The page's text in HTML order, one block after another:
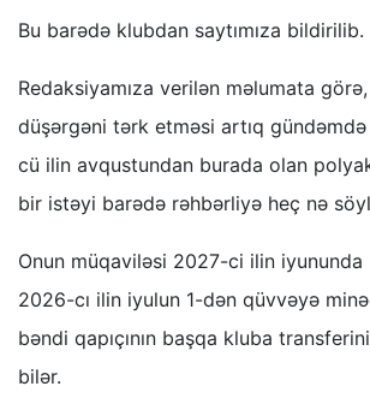
Bu barədə klubdan saytımıza bildirilib.
Redaksiyamıza verilən məlumata görə,
düşərgəni tərk etməsi artıq
cü ilin avqustundan burada olan
bir istəyi barədə rəhbərliyə heç nə
Onun müqaviləsi 2027-ci ilin iyununda
2026-cı ilin iyulun 1-dən qüvvəyə
bəndi qapıçının başqa kluba
bilər.